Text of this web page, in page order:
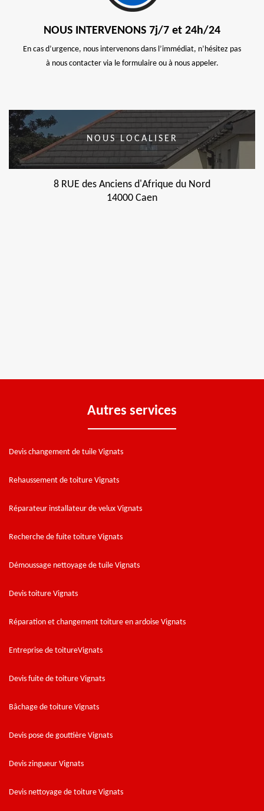
NOUS INTERVENONS 7j/7 et 24h/24
En cas d’urgence, nous intervenons dans l’immédiat, n’hésitez pas
à nous contacter via le formulaire ou à nous appeler.
NOUS LOCALISER
8 RUE des Anciens d'Afrique du Nord
14000 Caen
Autres services
Devis changement de tuile Vignats
Rehaussement de toiture Vignats
Réparateur installateur de velux Vignats
Recherche de fuite toiture Vignats
Démoussage nettoyage de tuile Vignats
Devis toiture Vignats
Réparation et changement toiture en ardoise Vignats
Entreprise de toitureVignats
Devis fuite de toiture Vignats
Bâchage de toiture Vignats
Devis pose de gouttière Vignats
Devis zingueur Vignats
Devis nettoyage de toiture Vignats